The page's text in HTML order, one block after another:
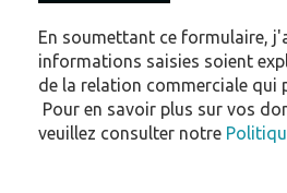
En soumettant ce formulaire,
informations saisies soient
de la relation commerciale qui
Pour en savoir plus sur vos
veuillez consulter notre